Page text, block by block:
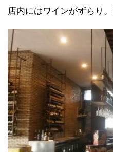
店内にはワインがずらり